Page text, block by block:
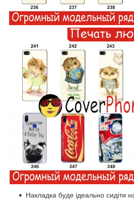
Накладка буде ідеально сидіти